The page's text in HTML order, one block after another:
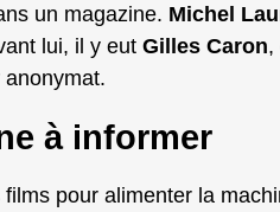
un magazine. Michel
lui, il y eut Gilles Caron,
à informer
pour alimenter la